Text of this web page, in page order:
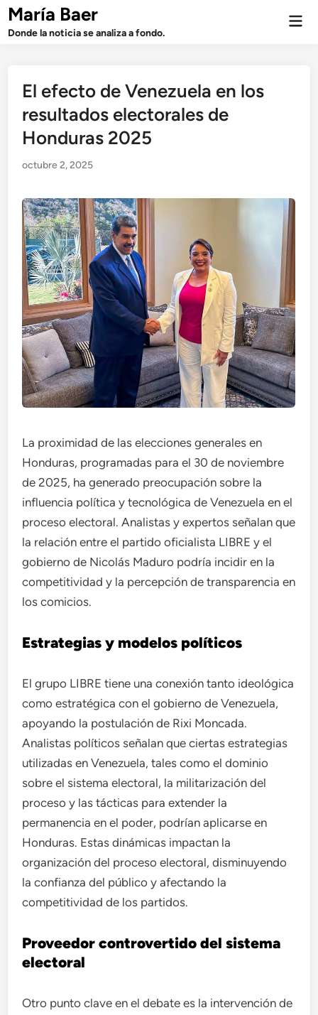
Saltar
contenido
María Baer
Donde la noticia se analiza a fondo.
El efecto de Venezuela en los
resultados electorales de
Honduras 2025
octubre 2, 2025
La proximidad de las elecciones generales en
Honduras, programadas para el 30 de noviembre
de 2025, ha generado preocupación sobre la
influencia política y tecnológica de Venezuela en el
proceso electoral. Analistas y expertos señalan que
la relación entre el partido oficialista LIBRE y el
gobierno de Nicolás Maduro podría incidir en la
competitividad y la percepción de transparencia en
los comicios.
Estrategias y modelos políticos
El grupo LIBRE tiene una conexión tanto ideológica
como estratégica con el gobierno de Venezuela,
apoyando la postulación de Rixi Moncada.
Analistas políticos señalan que ciertas estrategias
utilizadas en Venezuela, tales como el dominio
sobre el sistema electoral, la militarización del
proceso y las tácticas para extender la
permanencia en el poder, podrían aplicarse en
Honduras. Estas dinámicas impactan la
organización del proceso electoral, disminuyendo
la confianza del público y afectando la
competitividad de los partidos.
Proveedor controvertido del sistema
electoral
Otro punto clave en el debate es la intervención de